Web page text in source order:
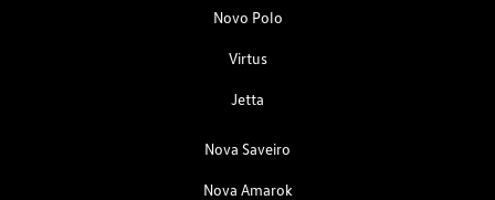
Novo Polo
Virtus
Jetta
Nova Saveiro
Nova Amarok